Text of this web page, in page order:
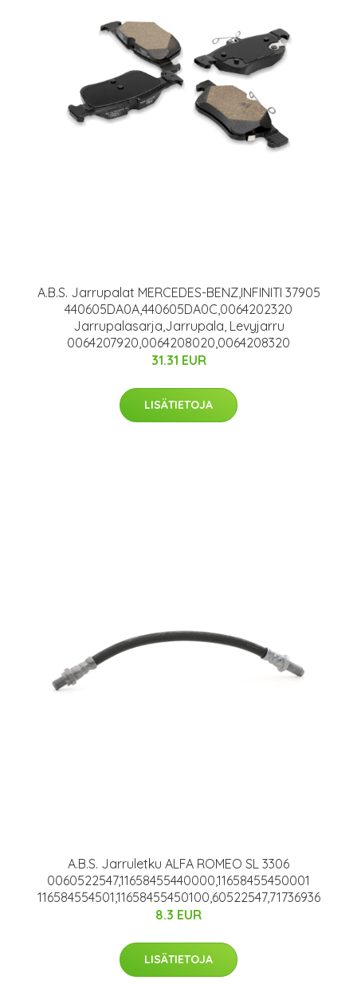
A.B.S. Jarrupalat MERCEDES-BENZ,INFINITI 37905
440605DA0A,440605DA0C,0064202320
Jarrupalasarja,Jarrupala, Levyjarru
0064207920,0064208020,0064208320
31.31 EUR
LISÄTIETOJA
A.B.S. Jarruletku ALFA ROMEO SL 3306
0060522547,11658455440000,11658455450001
116584554501,11658455450100,60522547,71736936
8.3 EUR
LISÄTIETOJA